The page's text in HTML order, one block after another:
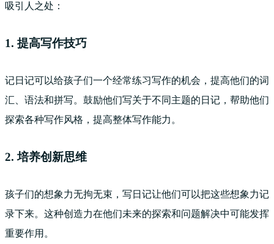
吸引人之处：
1. 提高写作技巧
记日记可以给孩子们一个经常练习写作的机会，提高他们的词
汇、语法和拼写。鼓励他们写关于不同主题的日记，帮助他们
探索各种写作风格，提高整体写作能力。
2. 培养创新思维
孩子们的想象力无拘无束，写日记让他们可以把这些想象力记
录下来。这种创造力在他们未来的探索和问题解决中可能发挥
重要作用。